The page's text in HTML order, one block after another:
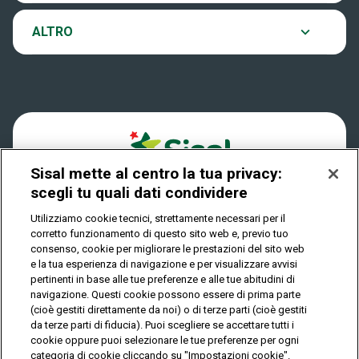
VinciCasa
Play Your Date
Verifica vincite
ALTRO
Notifiche
Privacy
IL GIOCO È VIETATO AI MINORI E PUÒ CAUSARE
DIPENDENZA PATOLOGICA
© Copyright Sisal Italia S.p.A. - P.I. 02433760135
Privacy Cookies
Mappa
del
Sisal mette al centro la tua privacy:
scegli tu quali dati condividere
Utilizziamo cookie tecnici, strettamente necessari per il
corretto funzionamento di questo sito web e, previo tuo
consenso, cookie per migliorare le prestazioni del sito web
e la tua esperienza di navigazione e per visualizzare avvisi
pertinenti in base alle tue preferenze e alle tue abitudini di
navigazione. Questi cookie possono essere di prima parte
(cioè gestiti direttamente da noi) o di terze parti (cioè gestiti
da terze parti di fiducia). Puoi scegliere se accettare tutti i
cookie oppure puoi selezionare le tue preferenze per ogni
categoria di cookie cliccando su "Impostazioni cookie".